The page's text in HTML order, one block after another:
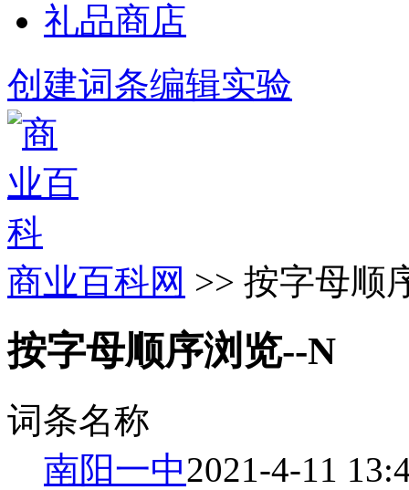
礼品商店
创建词条编辑实验
商业百科网 >> 按字母顺
按字母顺序浏览--N
词条名称
南阳一中2021-4-11